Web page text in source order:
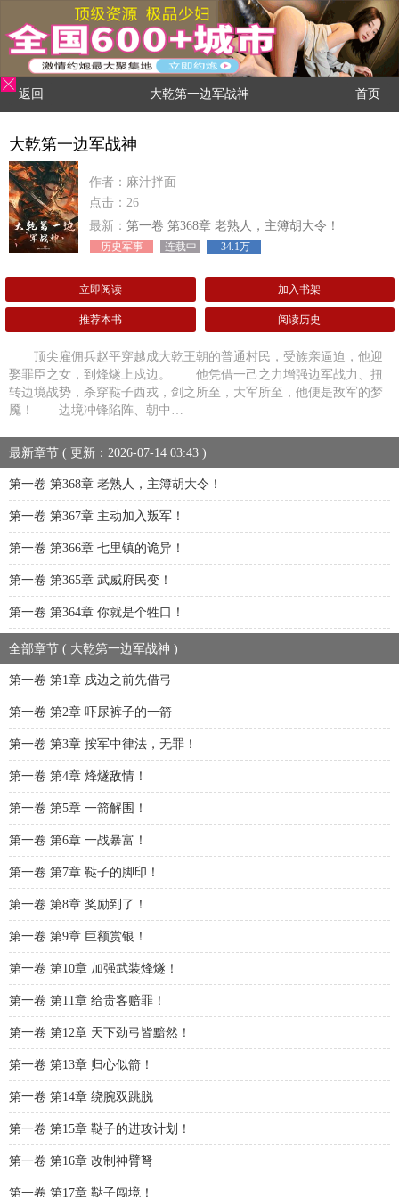
返回 大乾第一边军战神 首页
大乾第一边军战神
作者：麻汁拌面
点击：26
最新： 第一卷 第368章 老熟人，主簿胡大令！
历史军事 连载中 34.1万
立即阅读 加入书架
推荐本书 阅读历史
顶尖雇佣兵赵平穿越成大乾王朝的普通村民，受族亲逼迫，他迎
娶罪臣之女，到烽燧上戍边。 他凭借一己之力增强边军战力、扭
转边境战势，杀穿鞑子西戎，剑之所至，大军所至，他便是敌军的梦
魇！ 边境冲锋陷阵、朝中…
最新章节 ( 更新：2026-07-14 03:43 )
第一卷 第368章 老熟人，主簿胡大令！
第一卷 第367章 主动加入叛军！
第一卷 第366章 七里镇的诡异！
第一卷 第365章 武威府民变！
第一卷 第364章 你就是个牲口！
全部章节 ( 大乾第一边军战神 )
第一卷 第1章 戍边之前先借弓
第一卷 第2章 吓尿裤子的一箭
第一卷 第3章 按军中律法，无罪！
第一卷 第4章 烽燧敌情！
第一卷 第5章 一箭解围！
第一卷 第6章 一战暴富！
第一卷 第7章 鞑子的脚印！
第一卷 第8章 奖励到了！
第一卷 第9章 巨额赏银！
第一卷 第10章 加强武装烽燧！
第一卷 第11章 给贵客赔罪！
第一卷 第12章 天下劲弓皆黯然！
第一卷 第13章 归心似箭！
第一卷 第14章 绕腕双跳脱
第一卷 第15章 鞑子的进攻计划！
第一卷 第16章 改制神臂弩
第一卷 第17章 鞑子闯境！